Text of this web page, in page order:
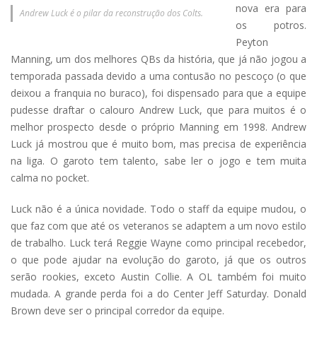
Andrew Luck é o pilar da reconstrução dos Colts.
nova era para
os potros.
Peyton
Manning, um dos melhores QBs da história, que já não jogou a
temporada passada devido a uma contusão no pescoço (o que
deixou a franquia no buraco), foi dispensado para que a equipe
pudesse draftar o calouro Andrew Luck, que para muitos é o
melhor prospecto desde o próprio Manning em 1998. Andrew
Luck já mostrou que é muito bom, mas precisa de experiência
na liga. O garoto tem talento, sabe ler o jogo e tem muita
calma no pocket.
Luck não é a única novidade. Todo o staff da equipe mudou, o
que faz com que até os veteranos se adaptem a um novo estilo
de trabalho. Luck terá Reggie Wayne como principal recebedor,
o que pode ajudar na evolução do garoto, já que os outros
serão rookies, exceto Austin Collie. A OL também foi muito
mudada. A grande perda foi a do Center Jeff Saturday. Donald
Brown deve ser o principal corredor da equipe.